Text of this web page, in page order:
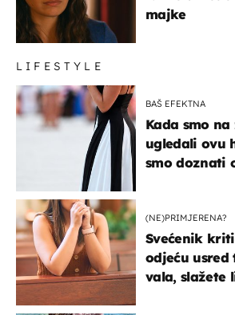
majke
LIFESTYLE
BAŠ EFEKTNA
Kada smo
ugledali ovu
smo doznati
(NE)PRIMJERENA?
Svećenik
odjeću usred
vala, slažete